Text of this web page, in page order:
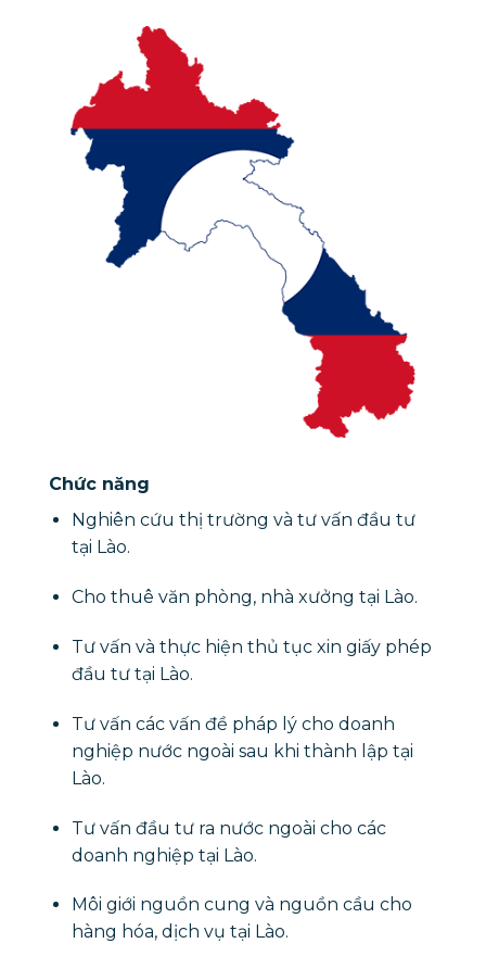
Chức năng
Nghiên cứu thị trường và tư vấn đầu tư
tại Lào.
Cho thuê văn phòng, nhà xưởng tại Lào.
​Tư vấn và thực hiện thủ tục xin giấy phép
đầu tư tại Lào.
Tư vấn các vấn đề pháp lý cho doanh
nghiệp nước ngoài sau khi thành lập tại
Lào.
Tư vấn đầu tư ra nước ngoài cho các
doanh nghiệp tại Lào.
Môi giới nguồn cung và nguồn cầu cho
hàng hóa, dịch vụ tại Lào.